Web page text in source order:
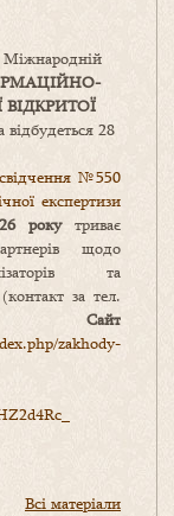
Міжнародній
відбудеться 28
№550
експертизи
рокутриває
щодо
та
за тел.
Сайт
zakhody-
Всі матеріали